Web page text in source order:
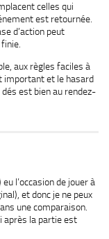
celles qui
est retournée.
d’action peut
aux règles faciles à
important et le hasard
est bien au rendez-
eu l’occasion de jouer à
et donc je ne peux
une comparaison.
après la partie est